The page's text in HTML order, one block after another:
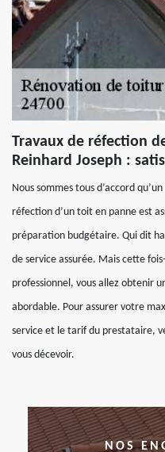
Travaux de réfection
Reinhard Joseph :
Nous sommes tous d’accord
réfection d’un toit en panne est
préparation budgétaire. Qui dit
de service assurée. Mais cette
professionnel, vous allez obtenir
abordable. Pour assurer votre
service et le tarif du prestataire,
vous décevoir.
NOS